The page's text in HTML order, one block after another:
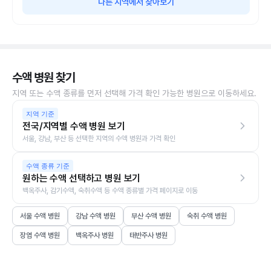
수액 병원 찾기
지역 또는 수액 종류를 먼저 선택해 가격 확인 가능한 병원으로 이동하세요.
지역 기준
전국/지역별 수액 병원 보기
서울, 강남, 부산 등 선택한 지역의 수액 병원과 가격 확인
수액 종류 기준
원하는 수액 선택하고 병원 보기
백옥주사, 감기수액, 숙취수액 등 수액 종류별 가격 페이지로 이동
서울 수액 병원 강남 수액 병원 부산 수액 병원 숙취 수액 병원
장염 수액 병원 백옥주사 병원 태반주사 병원